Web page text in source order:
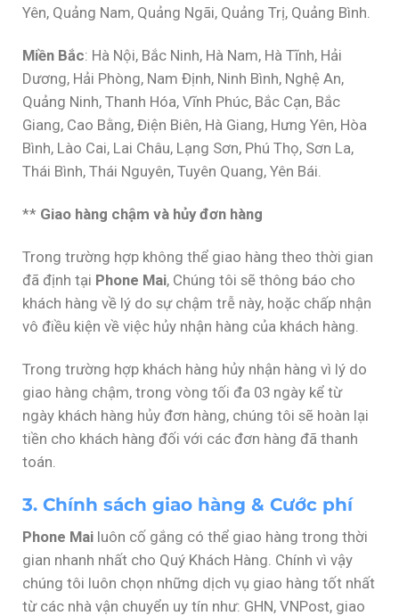
Yên, Quảng Nam, Quảng Ngãi, Quảng Trị, Quảng Bình.
Miền Bắc: Hà Nội, Bắc Ninh, Hà Nam, Hà Tĩnh, Hải
Dương, Hải Phòng, Nam Định, Ninh Bình, Nghệ An,
Quảng Ninh, Thanh Hóa, Vĩnh Phúc, Bắc Cạn, Bắc
Giang, Cao Bằng, Điện Biên, Hà Giang, Hưng Yên, Hòa
Bình, Lào Cai, Lai Châu, Lạng Sơn, Phú Thọ, Sơn La,
Thái Bình, Thái Nguyên, Tuyên Quang, Yên Bái.
** Giao hàng chậm và hủy đơn hàng
Trong trường hợp không thể giao hàng theo thời gian
đã định tại Phone Mai, Chúng tôi sẽ thông báo cho
khách hàng về lý do sự chậm trễ này, hoặc chấp nhận
vô điều kiện về việc hủy nhận hàng của khách hàng.
Trong trường hợp khách hàng hủy nhận hàng vì lý do
giao hàng chậm, trong vòng tối đa 03 ngày kể từ
ngày khách hàng hủy đơn hàng, chúng tôi sẽ hoàn lại
tiền cho khách hàng đối với các đơn hàng đã thanh
toán.
3. Chính sách giao hàng & Cước phí
Phone Mai luôn cố gắng có thể giao hàng trong thời
gian nhanh nhất cho Quý Khách Hàng. Chính vì vậy
chúng tôi luôn chọn những dịch vụ giao hàng tốt nhất
từ các nhà vận chuyển uy tín như: GHN, VNPost, giao